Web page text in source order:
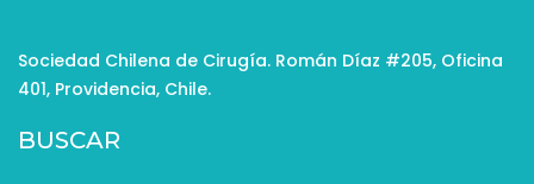
Sociedad Chilena de Cirugía. Román Díaz #205, Oficina
401, Providencia, Chile.
BUSCAR